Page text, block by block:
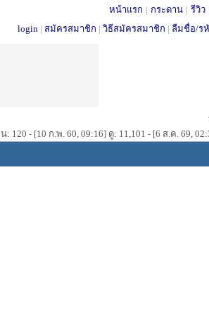
หน้าแรก | กระดาน | รีวิว
login | สมัครสมาชิก | วิธีสมัครสมาชิก | ลืมชื่อ/ร
: 120 - [10 ก.พ. 60, 09:16] ดู: 11,101 - [6 ส.ค. 69,